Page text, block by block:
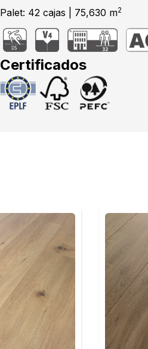
Palet: 42 cajas | 75,630 m2
Certificados